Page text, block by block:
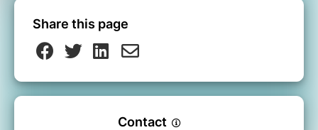
Share this page
Contact